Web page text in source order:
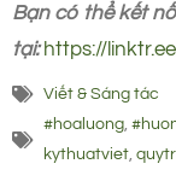
Bạn có thể kết
tại:https://
Viết & Sáng tác
#hoaluong,
kythuatviet,